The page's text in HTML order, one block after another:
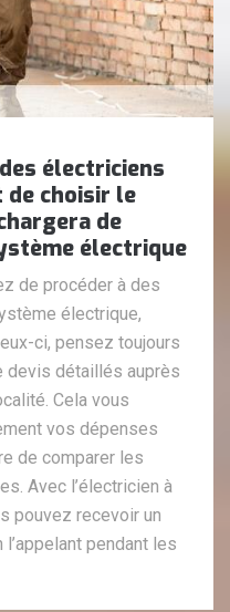
électriciens
choisir le
de
électrique
de procéder à des
électrique,
ci, pensez toujours
devis détaillés auprès
Cela vous
vos dépenses
de comparer les
Avec l’électricien à
pouvez recevoir un
pendant les